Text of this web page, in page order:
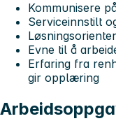
Kommunisere
Serviceinnstilt
Evne til å
Erfaring fra
gir opplæring